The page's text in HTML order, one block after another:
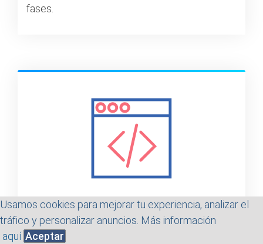
Usamos cookies para mejorar tu experiencia, analizar el
tráfico y personalizar anuncios. Más información
aquí Aceptar
fases.